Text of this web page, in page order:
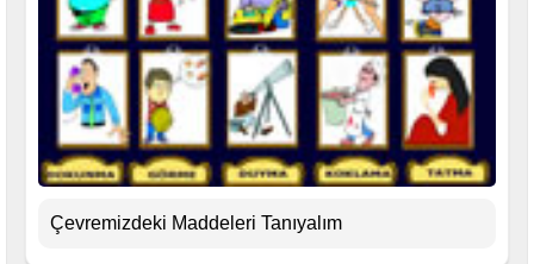
Çevremizdeki Maddeleri Tanıyalım